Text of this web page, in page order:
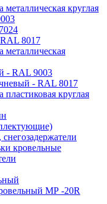
металлическая круглая
8017
металлическая
- RAL 9003
- RAL 8017
пластиковая круглая
кровельные
МР -20R